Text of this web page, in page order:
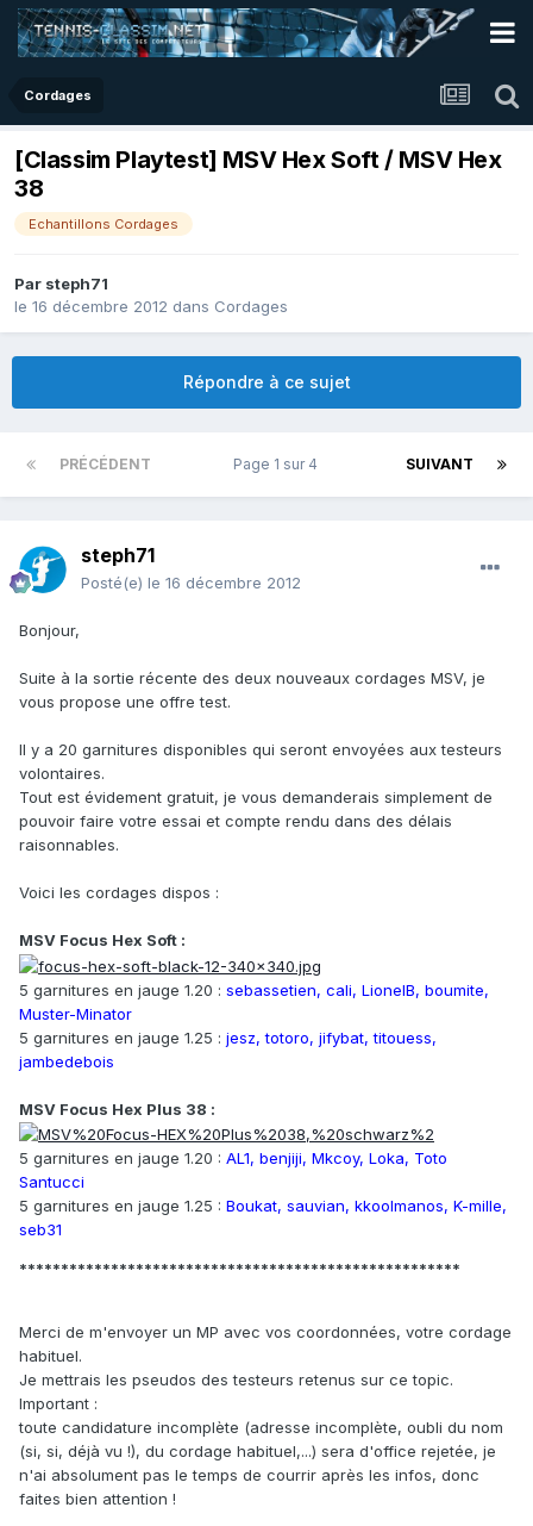
Cordages
[Classim Playtest] MSV Hex Soft / MSV Hex
38
Echantillons Cordages
Par steph71
le 16 décembre 2012 dans Cordages
Répondre à ce sujet
PRÉCÉDENT SUIVANT
Page 1 sur 4
steph71
Posté(e) le 16 décembre 2012
Bonjour,
Suite à la sortie récente des deux nouveaux cordages MSV, je
vous propose une offre test.
Il y a 20 garnitures disponibles qui seront envoyées aux testeurs
volontaires.
Tout est évidement gratuit, je vous demanderais simplement de
pouvoir faire votre essai et compte rendu dans des délais
raisonnables.
Voici les cordages dispos :
MSV Focus Hex Soft :
5 garnitures en jauge 1.20 : sebassetien, cali, LionelB, boumite,
Muster-Minator
5 garnitures en jauge 1.25 : jesz, totoro, jifybat, titouess,
jambedebois
MSV Focus Hex Plus 38 :
5 garnitures en jauge 1.20 : AL1, benjiji, Mkcoy, Loka, Toto
Santucci
5 garnitures en jauge 1.25 : Boukat, sauvian, kkoolmanos, K-mille,
seb31
*****************************************************
Merci de m'envoyer un MP avec vos coordonnées, votre cordage
habituel.
Je mettrais les pseudos des testeurs retenus sur ce topic.
Important :
toute candidature incomplète (adresse incomplète, oubli du nom
(si, si, déjà vu !), du cordage habituel,...) sera d'office rejetée, je
n'ai absolument pas le temps de courrir après les infos, donc
faites bien attention !